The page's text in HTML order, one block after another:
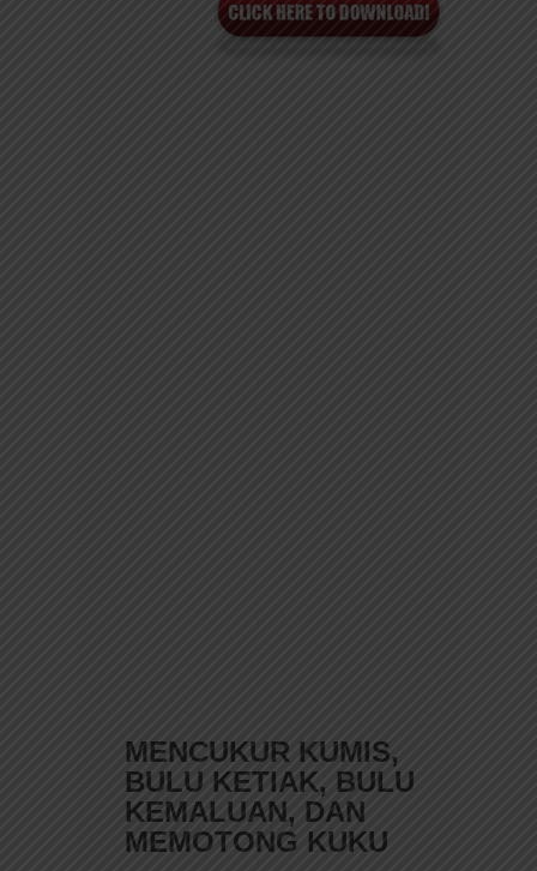
MENCUKUR KUMIS,
BULU KETIAK, BULU
KEMALUAN, DAN
MEMOTONG KUKU